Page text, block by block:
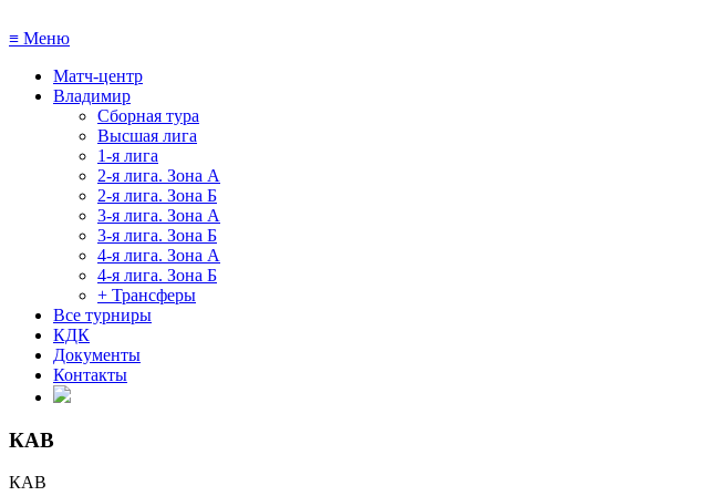
≡ Меню
Матч-центр
Владимир
Сборная тура
Высшая лига
1-я лига
2-я лига. Зона А
2-я лига. Зона Б
3-я лига. Зона А
3-я лига. Зона Б
4-я лига. Зона А
4-я лига. Зона Б
+ Трансферы
Все турниры
КДК
Документы
Контакты
КАВ
КАВ